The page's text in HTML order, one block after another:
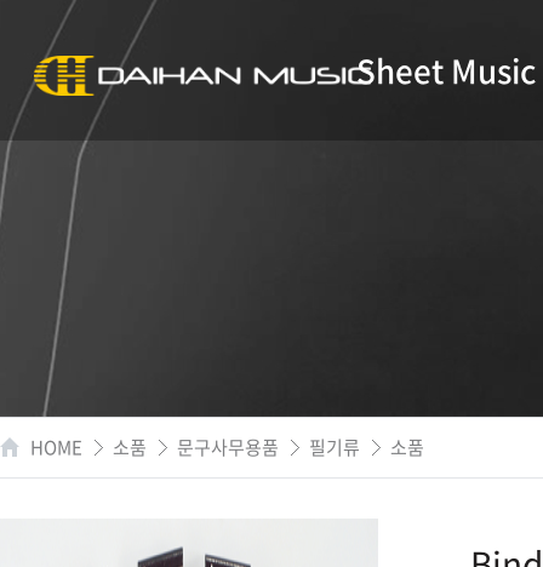
Sheet Music
HOME 소품 문구사무용품 필기류 소품